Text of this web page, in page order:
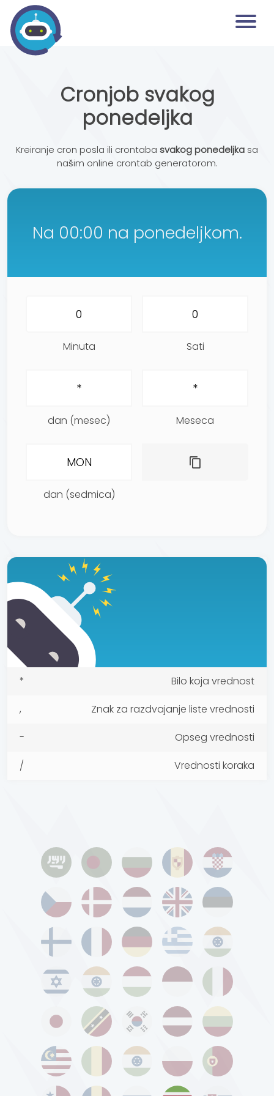
Cronjob svakog
ponedeljka
Kreiranje cron posla ili crontaba svakog ponedeljka sa
našim online crontab generatorom.
Na 00:00 na ponedeljkom.
Minuta Sati
dan (mesec) Meseca
dan (sedmica)
*
Bilo koja vrednost
,
Znak za razdvajanje liste vrednosti
-
Opseg vrednosti
/
Vrednosti koraka